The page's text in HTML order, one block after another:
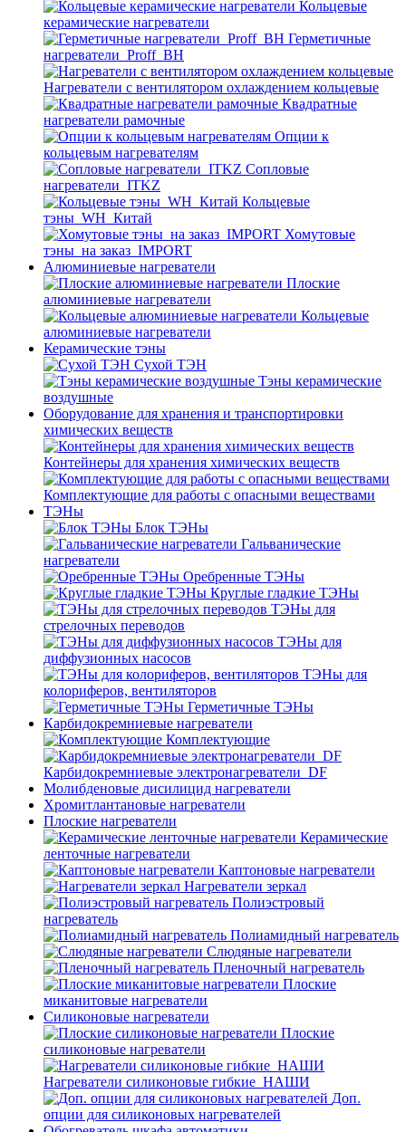
Кольцевые
керамические нагреватели
Герметичные
нагреватели_Proff_BH
Нагреватели с вентилятором охлаждением кольцевые
Квадратные
нагреватели рамочные
Опции к
кольцевым нагревателям
Cопловые
нагреватели_ITKZ
Кольцевые
тэны_WH_Китай
Хомутовые
тэны_на заказ_IMPORT
Алюминиевые нагреватели
Плоские
алюминиевые нагреватели
Кольцевые
алюминиевые нагреватели
Керамические тэны
Сухой ТЭН
Тэны керамические
воздушные
Оборудование для хранения и транспортировки
химических веществ
Контейнеры для хранения химических веществ
Комплектующие для работы с опасными веществами
ТЭНы
Блок ТЭНы
Гальванические
нагреватели
Оребренные ТЭНы
Круглые гладкие ТЭНы
ТЭНы для
стрелочных переводов
ТЭНы для
диффузионных насосов
ТЭНы для
колориферов, вентиляторов
Герметичные ТЭНы
Карбидокремниевые нагреватели
Комплектующие
Карбидокремниевые электронагреватели_DF
Молибденовые дисилицид нагреватели
Хромитлантановые нагреватели
Плоские нагреватели
Керамические
ленточные нагреватели
Каптоновые нагреватели
Нагреватели зеркал
Полиэстровый
нагреватель
Полиамидный нагреватель
Слюдяные нагреватели
Пленочный нагреватель
Плоские
миканитовые нагреватели
Силиконовые нагреватели
Плоские
силиконовые нагреватели
Нагреватели силиконовые гибкие_НАШИ
Доп.
опции для силиконовых нагревателей